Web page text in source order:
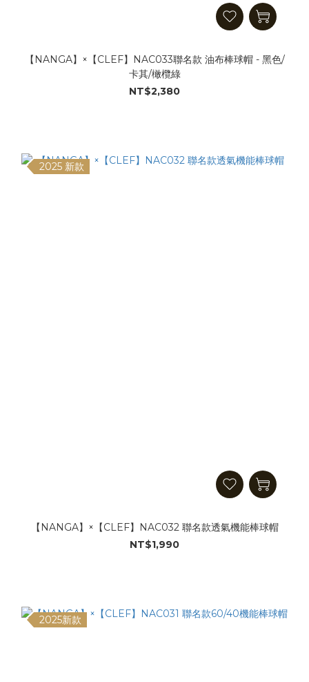
【NANGA】×【CLEF】NAC033聯名款 油布棒球帽 - 黑色/
卡其/橄欖綠
NT$2,380
2025 新款
【NANGA】×【CLEF】NAC032 聯名款透氣機能棒球帽
NT$1,990
2025新款